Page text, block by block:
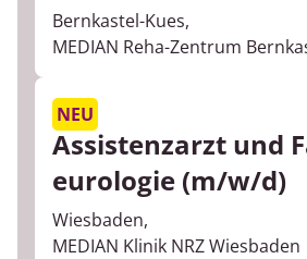
Bernkastel-Kues,
MEDIAN Reha-Zentrum
NEU
Assistenzarzt und
eurologie (m/w/d)
Wiesbaden,
MEDIAN Klinik NRZ Wiesbaden